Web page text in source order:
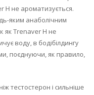
H не ароматизується.
яким анаболічним
як Trenaver H не
воду, в бодібілдингу
поєднуючи, як правило,
тестостерон і сильніше